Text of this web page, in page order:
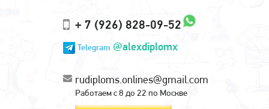
+ 7 (926) 828-09-52
Telegram @alexdiplomx
rudiploms.onlines@gmail.com
Работаем с 8 до 22 по Москве